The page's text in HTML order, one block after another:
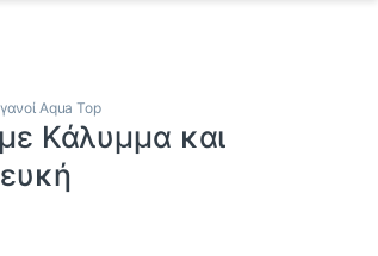
Aqua Top
Κάλυμμα και